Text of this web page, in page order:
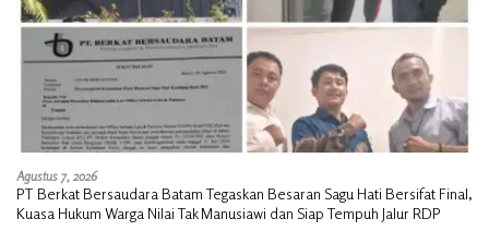
Agustus 7, 2026
PT Berkat Bersaudara Batam Tegaskan Besaran Sagu Hati Bersifat Final,
Kuasa Hukum Warga Nilai Tak Manusiawi dan Siap Tempuh Jalur RDP